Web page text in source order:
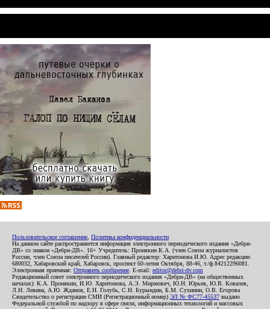
Пользовательское соглашение Политика конфиденциальности
На данном сайте распространяется информация электронного периодического издания «Дебри-
ДВ» со знаком «Дебри-ДВ». 16+ Учредитель: Пронякин К.А. (член Союза журналистов
России, член Союза писателей России). Главный редактор: Харитонова И.Ю. Адрес редакции:
680032, Хабаровский край, Хабаровск, проспект 60-летия Октября, 88-46, т./ф.84212296081.
Электронная приемная: Отправить сообщение . E-mail: editor@debri-dv.com
Редакционный совет электронного периодического издания «Дебри-ДВ» (на общественных
началах): К.А. Пронякин, И.Ю. Харитонова, А.Э. Мирмович, Ю.Н. Юрьев, Ю.В. Ковалев,
Л.Н. Левина, А.Ю. Жданов, Е.Н. Голубь, С.Н. Бурындин, Б.М. Сухинин, О.В. Егорова
Свидетельство о регистрации СМИ (Регистрационный номер) ЭЛ № ФС77-45537 выдано
Федеральной службой по надзору в сфере связи, информационных технологий и массовых